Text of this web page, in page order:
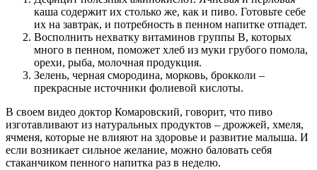
каша содержит их столько же, как и пиво. Готовьте себе
их на завтрак, и потребность в пенном напитке отпадет.
Восполнить нехватку витаминов группы B, которых
много в пенном, поможет хлеб из муки грубого помола,
орехи, рыба, молочная продукция.
Зелень, черная смородина, морковь, брокколи –
прекрасные источники фолиевой кислоты.
В своем видео доктор Комаровский, говорит, что пиво
изготавливают из натуральных продуктов – дрожжей, хмеля,
ячменя, которые не влияют на здоровье и развитие малыша. И
если возникает сильное желание, можно баловать себя
стаканчиком пенного напитка раз в неделю.